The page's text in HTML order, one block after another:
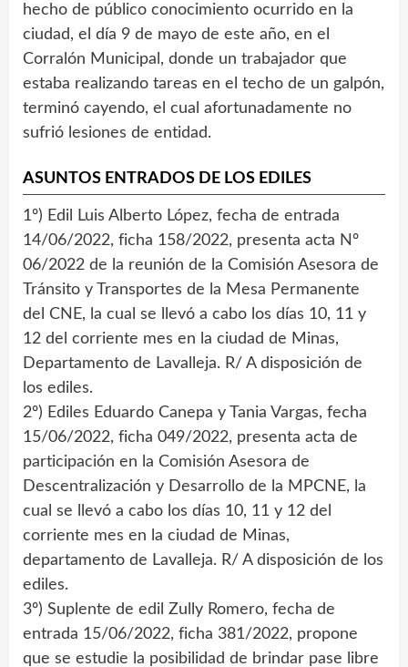
hecho de público conocimiento ocurrido en la
ciudad, el día 9 de mayo de este año, en el
Corralón Municipal, donde un trabajador que
estaba realizando tareas en el techo de un galpón,
terminó cayendo, el cual afortunadamente no
sufrió lesiones de entidad.
ASUNTOS ENTRADOS DE LOS EDILES
1º) Edil Luis Alberto López, fecha de entrada
14/06/2022, ficha 158/2022, presenta acta Nº
06/2022 de la reunión de la Comisión Asesora de
Tránsito y Transportes de la Mesa Permanente
del CNE, la cual se llevó a cabo los días 10, 11 y
12 del corriente mes en la ciudad de Minas,
Departamento de Lavalleja. R/ A disposición de
los ediles.
2º) Ediles Eduardo Canepa y Tania Vargas, fecha
15/06/2022, ficha 049/2022, presenta acta de
participación en la Comisión Asesora de
Descentralización y Desarrollo de la MPCNE, la
cual se llevó a cabo los días 10, 11 y 12 del
corriente mes en la ciudad de Minas,
departamento de Lavalleja. R/ A disposición de los
ediles.
3º) Suplente de edil Zully Romero, fecha de
entrada 15/06/2022, ficha 381/2022, propone
que se estudie la posibilidad de brindar pase libre